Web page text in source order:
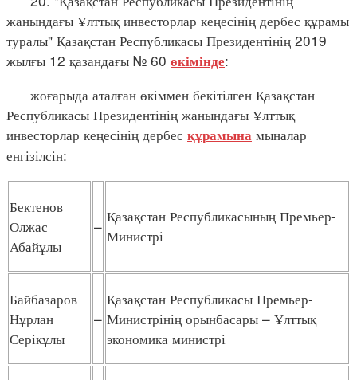
жанындағы Ұлттық инвесторлар кеңесінің дербес құрамы
туралы" Қазақстан Республикасы Президентінің 2019
жылғы 12 қазандағы № 60 өкімінде:
жоғарыда аталған өкіммен бекітілген Қазақстан
Республикасы Президентінің жанындағы Ұлттық
инвесторлар кеңесінің дербес құрамына мыналар
енгізілсін:
Бектенов
Олжас
Абайұлы
–
Қазақстан Республикасының Премьер-
Министрі
Байбазаров
Нұрлан
Серікұлы
–
Қазақстан Республикасы Премьер-
Министрінің орынбасары – Ұлттық
экономика министрі